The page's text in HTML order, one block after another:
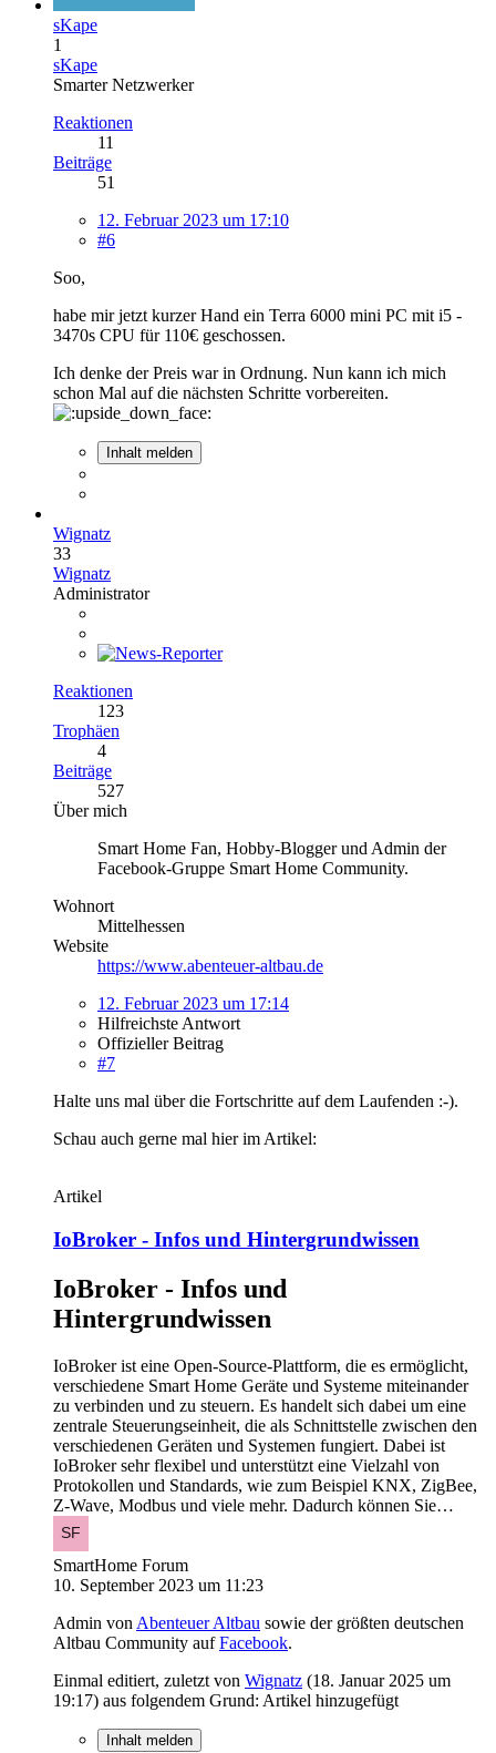
sKape
1
sKape
Smarter Netzwerker
Reaktionen
11
Beiträge
51
12. Februar 2023 um 17:10
#6
Soo,
habe mir jetzt kurzer Hand ein Terra 6000 mini PC mit i5 -
3470s CPU für 110€ geschossen.
Ich denke der Preis war in Ordnung. Nun kann ich mich
schon Mal auf die nächsten Schritte vorbereiten.
Inhalt melden
Wignatz
33
Wignatz
Administrator
Reaktionen
123
Trophäen
4
Beiträge
527
Über mich
Smart Home Fan, Hobby-Blogger und Admin der
Facebook-Gruppe Smart Home Community.
Wohnort
Mittelhessen
Website
https://www.abenteuer-altbau.de
12. Februar 2023 um 17:14
Hilfreichste Antwort
Offizieller Beitrag
#7
Halte uns mal über die Fortschritte auf dem Laufenden :-).
Schau auch gerne mal hier im Artikel:
Artikel
IoBroker - Infos und Hintergrundwissen
IoBroker - Infos und
Hintergrundwissen
IoBroker ist eine Open-Source-Plattform, die es ermöglicht,
verschiedene Smart Home Geräte und Systeme miteinander
zu verbinden und zu steuern. Es handelt sich dabei um eine
zentrale Steuerungseinheit, die als Schnittstelle zwischen den
verschiedenen Geräten und Systemen fungiert. Dabei ist
IoBroker sehr flexibel und unterstützt eine Vielzahl von
Protokollen und Standards, wie zum Beispiel KNX, ZigBee,
Z-Wave, Modbus und viele mehr. Dadurch können Sie…
SmartHome Forum
10. September 2023 um 11:23
Admin von Abenteuer Altbau sowie der größten deutschen
Altbau Community aufFacebook.
Einmal editiert, zuletzt von Wignatz (18. Januar 2025 um
19:17) aus folgendem Grund: Artikel hinzugefügt
Inhalt melden